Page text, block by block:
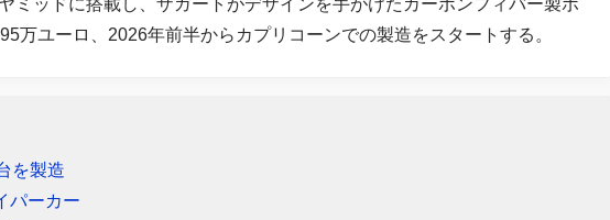
万ユーロ、2026年前半からカプリコーンでの製造をスタートする。
を製造
パーカー